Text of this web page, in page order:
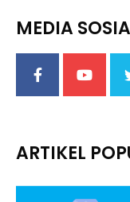
MEDIA
ARTIKEL